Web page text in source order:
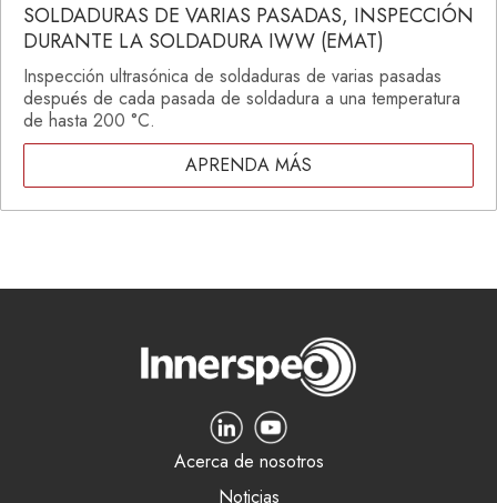
SOLDADURAS DE VARIAS PASADAS, INSPECCIÓN
DURANTE LA SOLDADURA IWW (EMAT)
Inspección ultrasónica de soldaduras de varias pasadas
después de cada pasada de soldadura a una temperatura
de hasta 200 °C.
APRENDA MÁS
Acerca de nosotros
Noticias